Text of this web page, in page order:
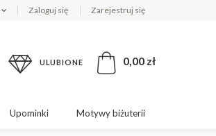
Zaloguj się Zarejestruj się
ULUBIONE 0,00 zł
Upominki Motywy biżuterii